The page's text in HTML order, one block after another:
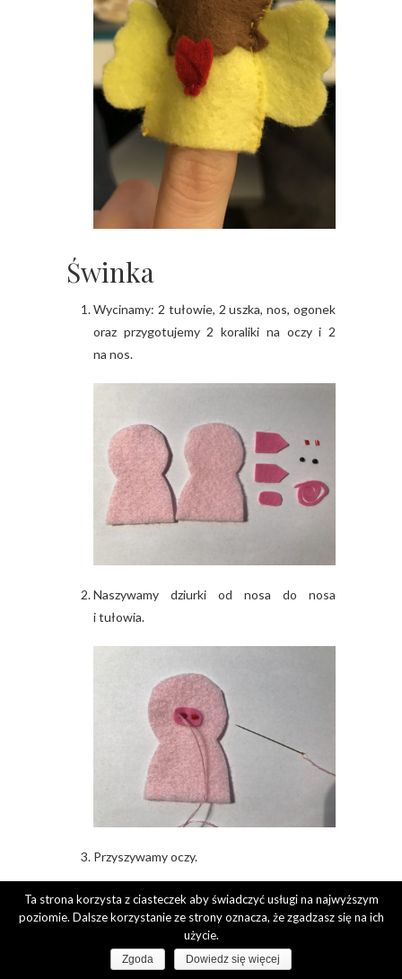
Świnka
Wycinamy: 2 tułowie, 2 uszka, nos, ogonek
oraz przygotujemy 2 koraliki na oczy i 2
na nos.
Naszywamy dziurki od nosa do nosa
i tułowia.
Przyszywamy oczy.
Ta strona korzysta z ciasteczek aby świadczyć usługi na najwyższym
poziomie. Dalsze korzystanie ze strony oznacza, że zgadzasz się na ich
użycie.
Zgoda Dowiedz się więcej